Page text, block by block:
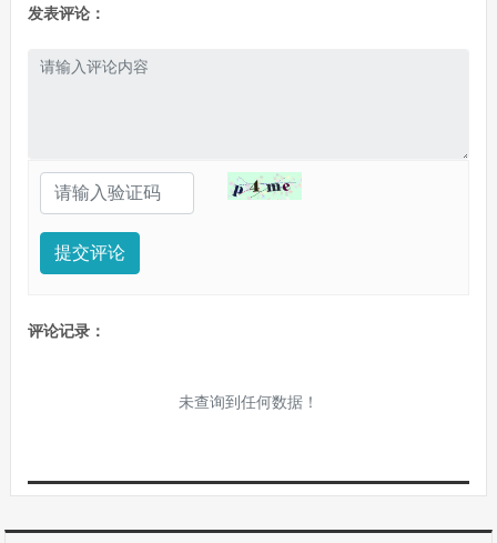
发表评论：
提交评论
评论记录：
未查询到任何数据！